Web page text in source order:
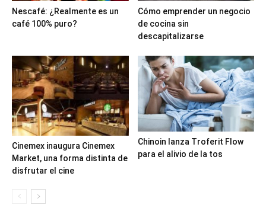
Nescafé: ¿Realmente es un
café 100% puro?
Cómo emprender un negocio
de cocina sin
descapitalizarse
Cinemex inaugura Cinemex
Market, una forma distinta de
disfrutar el cine
Chinoin lanza Troferit Flow
para el alivio de la tos